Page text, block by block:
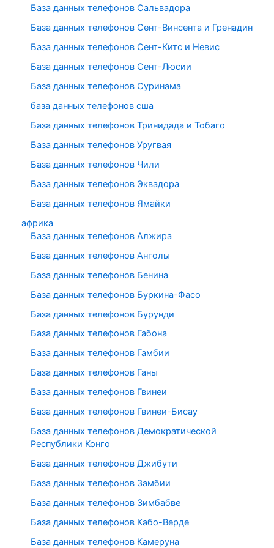
База данных телефонов Сальвадора
База данных телефонов Сент-Винсента и Гренадин
База данных телефонов Сент-Китс и Невис
База данных телефонов Сент-Люсии
База данных телефонов Суринама
база данных телефонов сша
База данных телефонов Тринидада и Тобаго
База данных телефонов Уругвая
База данных телефонов Чили
База данных телефонов Эквадора
База данных телефонов Ямайки
африка
База данных телефонов Алжира
База данных телефонов Анголы
База данных телефонов Бенина
База данных телефонов Буркина-Фасо
База данных телефонов Бурунди
База данных телефонов Габона
База данных телефонов Гамбии
База данных телефонов Ганы
База данных телефонов Гвинеи
База данных телефонов Гвинеи-Бисау
База данных телефонов Демократической
Республики Конго
База данных телефонов Джибути
База данных телефонов Замбии
База данных телефонов Зимбабве
База данных телефонов Кабо-Верде
База данных телефонов Камеруна